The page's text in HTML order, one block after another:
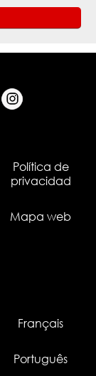
Política de
privacidad
Mapa web
Français
Português